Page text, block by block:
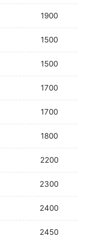
1900
1500
1500
1700
1700
1800
2200
2300
2400
2450